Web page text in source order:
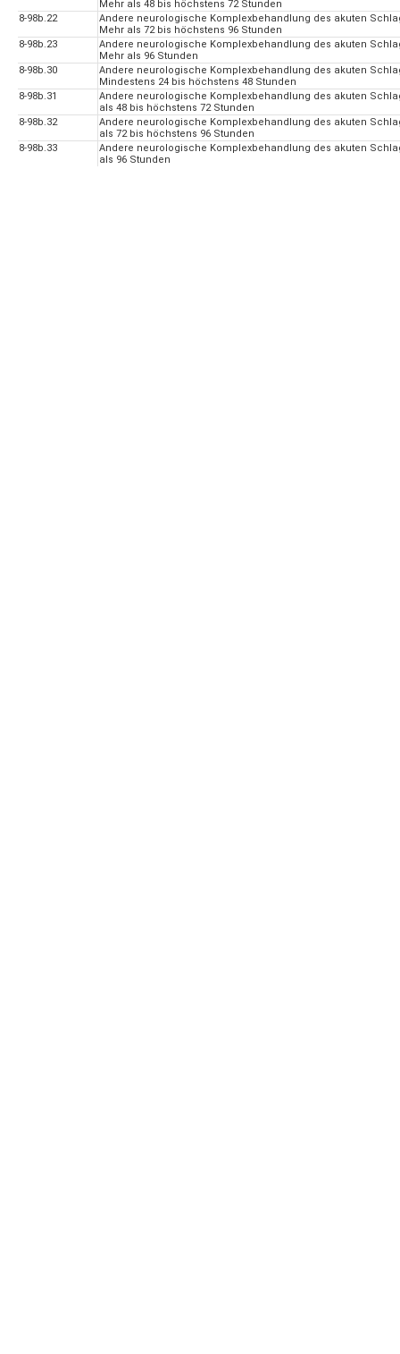
Mehr als 48 bis höchstens 72 Stunden
8-98b.22
Andere neurologische Komplexbehandlung des akuten
Mehr als 72 bis höchstens 96 Stunden
8-98b.23
Andere neurologische Komplexbehandlung des akuten
Mehr als 96 Stunden
8-98b.30
Andere neurologische Komplexbehandlung des akuten
Mindestens 24 bis höchstens 48 Stunden
8-98b.31
Andere neurologische Komplexbehandlung des akuten
als 48 bis höchstens 72 Stunden
8-98b.32
Andere neurologische Komplexbehandlung des akuten
als 72 bis höchstens 96 Stunden
8-98b.33
Andere neurologische Komplexbehandlung des akuten
als 96 Stunden